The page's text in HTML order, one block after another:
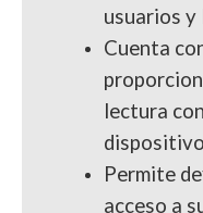
usuarios
Cuenta
lectura
Permite
acceso a